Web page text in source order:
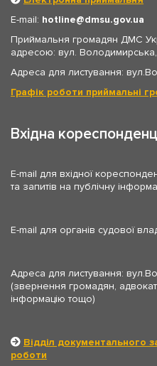
E-mail: hotline
dmsu.gov.ua
Приймальня громадян ДМС
адресою: вул. Володимирська,
Адреса для листування:
Графік роботи приймальні
Вхідна
E-mail для вхідної
та запитів на публічну
E-mail для органів судової
Адреса для листування:
(звернення громадян,
інформацію тощо)
Відділ документального
роботи